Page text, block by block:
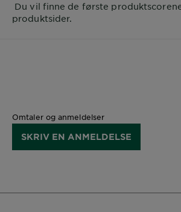
Du vil finne de første
produktsider.
Omtaler og anmeldelser
SKRIV EN ANMELDELSE